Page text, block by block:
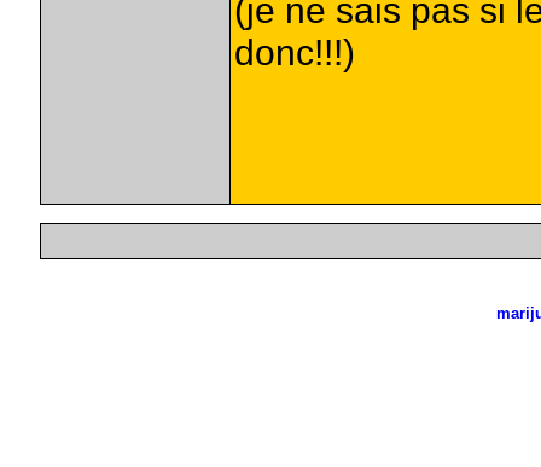
(je ne sais pas si
donc!!!)